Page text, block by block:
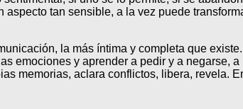
tan sensible, a la vez puede
la más íntima y completa que
emociones y aprender a pedir y a negarse,
memorias, aclara conflictos, libera, revela.